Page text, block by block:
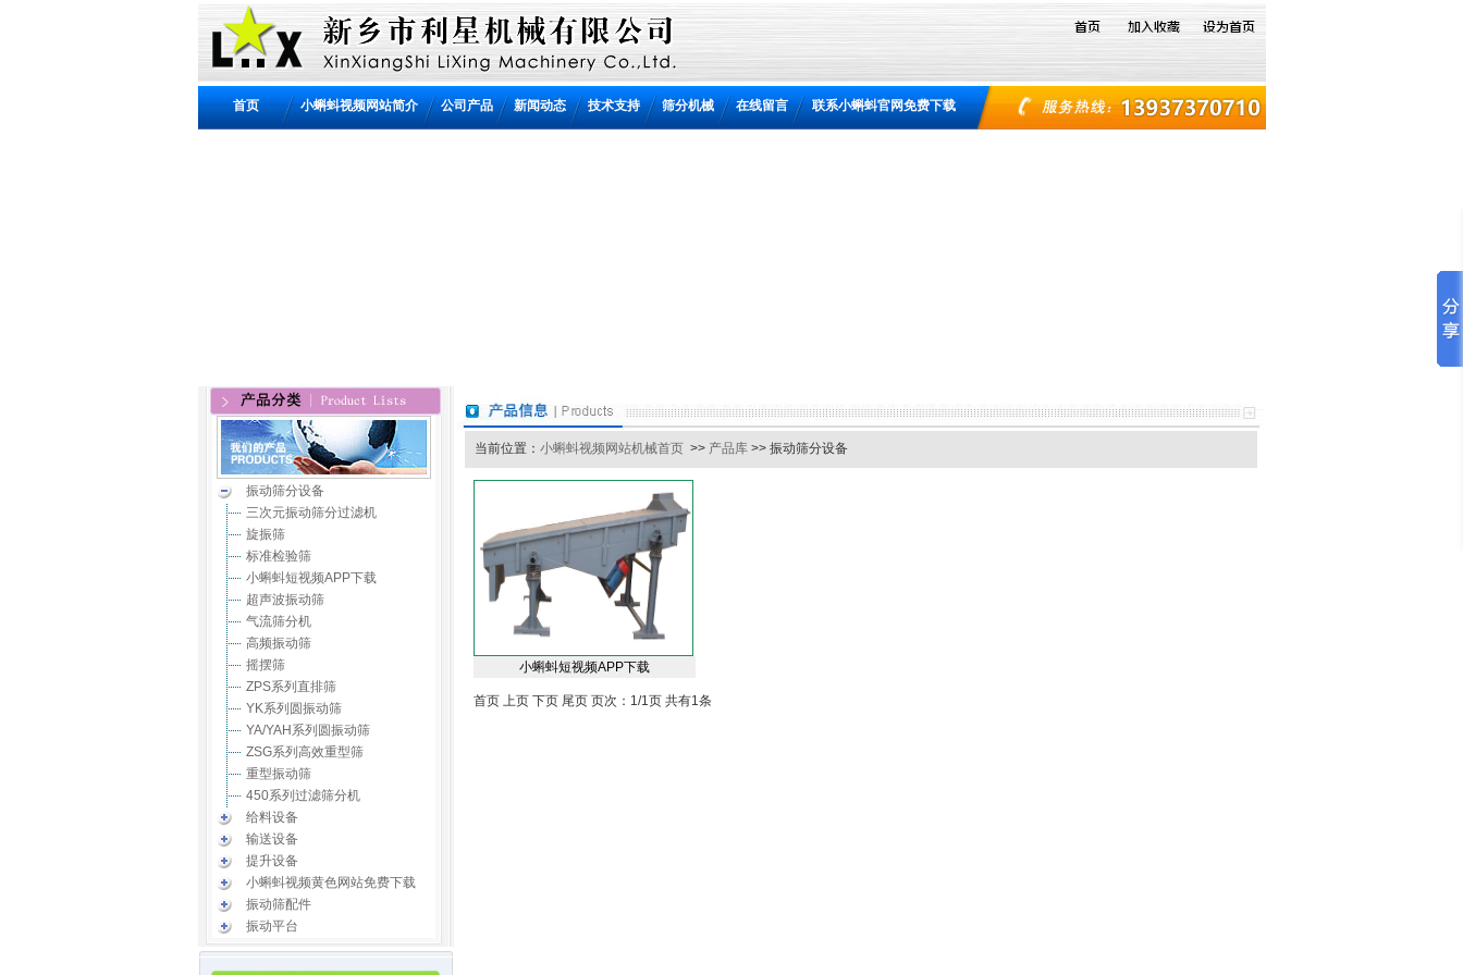
首页 小蝌蚪视频网站简介 公司产品 新闻动态 技术支持 筛分机械 在线留言 联系小蝌蚪官网免费下载
振动筛分设备
三次元振动筛分过滤机
旋振筛
标准检验筛
小蝌蚪短视频APP下载
超声波振动筛
气流筛分机
高频振动筛
摇摆筛
ZPS系列直排筛
YK系列圆振动筛
YA/YAH系列圆振动筛
ZSG系列高效重型筛
重型振动筛
450系列过滤筛分机
给料设备
输送设备
提升设备
小蝌蚪视频黄色网站免费下载
振动筛配件
振动平台
当前位置： 小蝌蚪视频网站机械首页 >> 产品库 >> 振动筛分设备
小蝌蚪短视频APP下载
首页 上页 下页 尾页 页次：1/1页 共有1条